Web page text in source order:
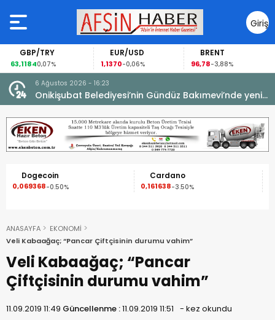
Giriş
Yap
GBP/TRY
63,11840,07%
EUR/USD
1,1370-0,06%
BRENT
96,78-3,88%
6 Ağustos 2026 - 16:23
Onikişubat Belediyesi’nin Gündüz Bakımevi’nde yeni
dönemin ön kayıtları başladı.
Dogecoin
0,069368-0.50%
Cardano
0,161638-3.50%
ANASAYFA
EKONOMİ
Veli Kabaağaç; “Pancar Çiftçisinin durumu vahim”
Veli Kabaağaç; “Pancar
Çiftçisinin durumu vahim”
11.09.2019 11:49 Güncellenme :11.09.2019 11:51 - kez okundu